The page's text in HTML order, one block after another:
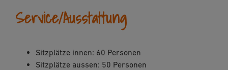
Service/Ausstattung
Sitzplätze innen: 60 Personen
Sitzplätze aussen: 50 Personen